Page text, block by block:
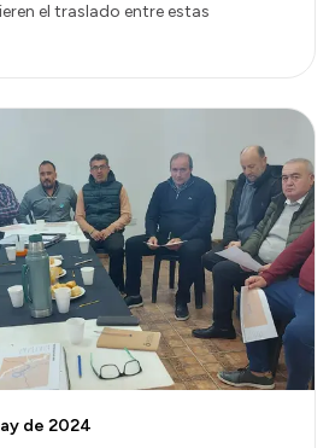
el traslado entre estas
de 2024